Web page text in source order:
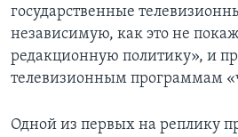
государственные
независимую, как это не
редакционную политику», и
телевизионным программам
Одной из первых на реплику